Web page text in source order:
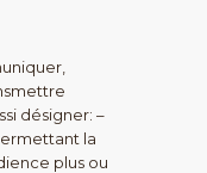
désigner: –
la
plus ou